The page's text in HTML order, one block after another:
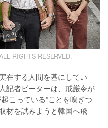
RIGHTS RESERVED.
在する人間を基にしてい
記者ピーターは、戒厳令が
こっている”ことを嗅ぎつ
材を試みようと韓国へ飛